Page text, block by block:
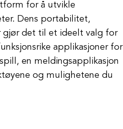
for å utvikle
Dens portabilitet,
gjør det til et ideelt valg for
applikasjoner for
en meldingsapplikasjon
og mulighetene du